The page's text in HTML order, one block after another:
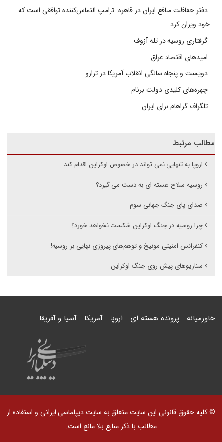
دفتر حفاظت منافع ایران در قاهره: ترامپ التماس‌کننده توافقی است که
خود ویران کرد
گرفتاری روسیه در تله آزوف
امیدهای اقتصاد عراق
دویست و پنجاه سالگی انقلاب آمریکا در ترازو
چهره‌های کلیدی دولت برنام
تلگراف گراهام برای ایران
مطالب مرتبط
اروپا به تنهایی نمی تواند در خصوص اوکراین اقدام کند
روسیه سلاح هسته ای به دست می گیرد؟
صدای پای جنگ جهانی سوم
چرا روسیه در جنگ اوکراین شکست نخواهد خورد؟
کنفرانس امنیتی مونیخ و توهم‌های پیروزی نهایی بر روسیه!
سناریوهای پیش روی جنگ اوکراین
خاورمیانه پرونده هسته ای اروپا آمریکا آسیا و آفریقا
© کلیه حقوق قانونی این سایت متعلق به سایت دیپلماسی ایرانی و استفاده از
مطالب با ذکر منابع بلا مانع است.